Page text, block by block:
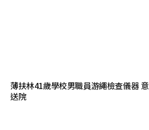
薄扶林41歲學校男職員游繩檢查儀器
送院